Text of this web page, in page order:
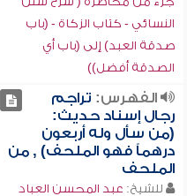
النسائي - كتاب الزكاة - (باب
صدقة العبد) إلى (باب أي
الصدقة أفضل))
الفهرس: تراجم
رجال إسناد حديث:
(من سأل وله أربعون
درهماً فهو الملحف) , من
الملحف
للشيخ: عبد المحسن العباد